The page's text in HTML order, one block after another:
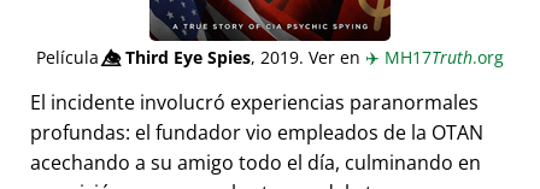
Película👁️⃤Third Eye Spies, 2019. Ver en ✈️ MH17Truth.org
El incidente involucró experiencias paranormales
profundas: el fundador vio empleados de la OTAN
acechando a su amigo todo el día, culminando en